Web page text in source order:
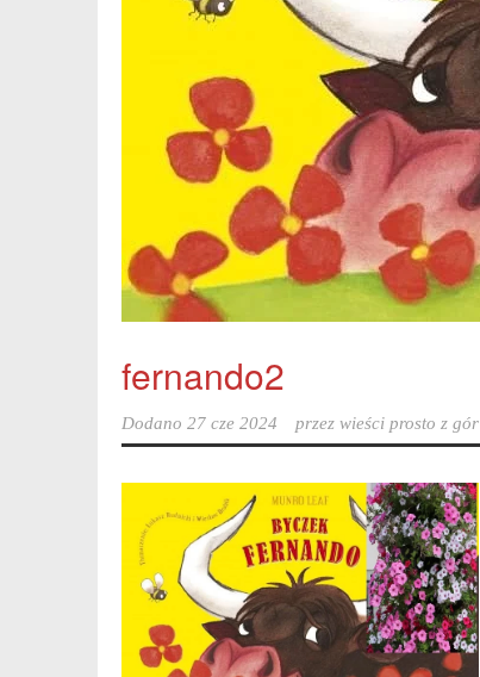
fernando2
Dodano 27 cze 2024 przez wieści prosto z gór